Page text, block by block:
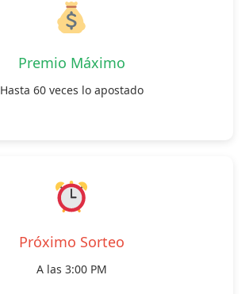
Premio Máximo
Hasta 60 veces lo apostado
Próximo Sorteo
A las 3:00 PM